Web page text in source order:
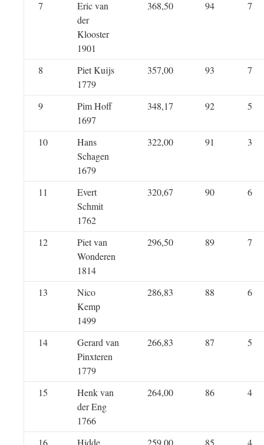
7
Eric van
der
Klooster
1901
368,50 94 7
8
Piet Kuijs
1779
357,00 93 7
9
Pim Hoff
1697
348,17 92 5
10
Hans
Schagen
1679
322,00 91 3
11
Evert
Schmit
1762
320,67 90 6
12
Piet van
Wonderen
1814
296,50 89 7
13
Nico
Kemp
1499
286,83 88 6
14
Gerard van
Pinxteren
1779
266,83 87 5
15
Henk van
der Eng
1766
264,00 86 4
16
Hidde
259,00 85 4